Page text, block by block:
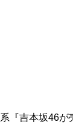
『吉本坂46が